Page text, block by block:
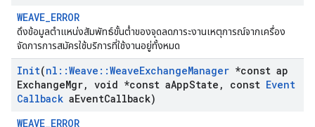
WEAVE_ERROR
ดึงข้อมูลตำแหน่งสัมพัทธ์ขั้นต่ำของจุดลดภาระงานเหตุการณ์จากเครื่อง
จัดการการสมัครใช้บริการที่ใช้งานอยู่ทั้งหมด
Init(nl ::Weave ::WeaveExchangeManager *const ap
ExchangeMgr, void *const aAppState , const Event
Callback aEventCallback)
WEAVE_ERROR